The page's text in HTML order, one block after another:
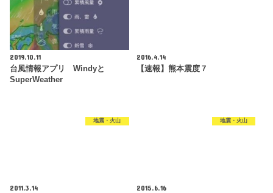
2019.10.11
台風情報アプリ Windyと
SuperWeather
2016.4.14
【速報】熊本震度７
地震・火山
2011.3.14
地震・火山
2015.6.16